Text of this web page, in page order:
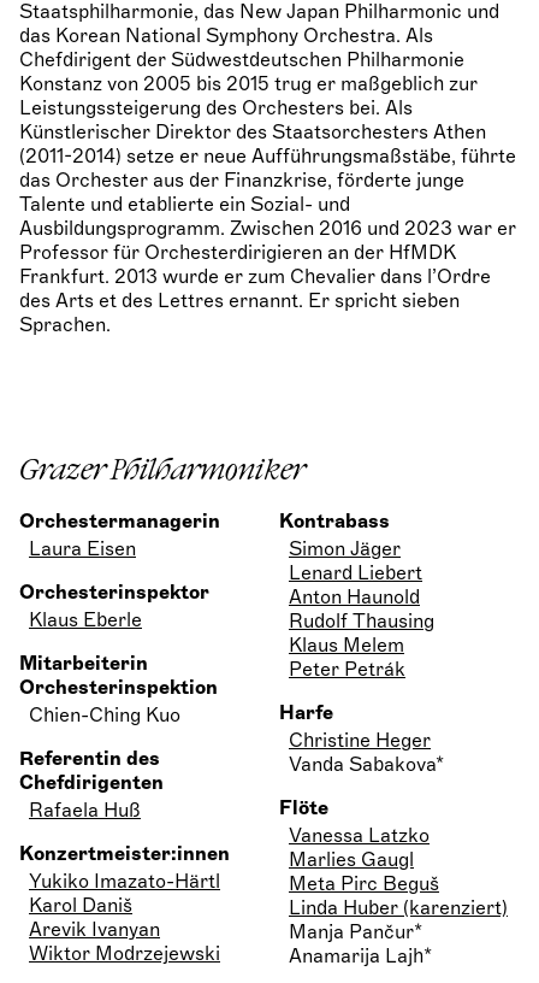
Staatsphilharmonie, das New Japan Philharmonic und
das Korean National Symphony Orchestra. Als
Chefdirigent der Südwestdeutschen Philharmonie
Konstanz von 2005 bis 2015 trug er maßgeblich zur
Leistungssteigerung des Orchesters bei. Als
Künstlerischer Direktor des Staatsorchesters Athen
(2011-2014) setze er neue Aufführungsmaßstäbe, führte
das Orchester aus der Finanzkrise, förderte junge
Talente und etablierte ein Sozial- und
Ausbildungsprogramm. Zwischen 2016 und 2023 war er
Professor für Orchesterdirigieren an der HfMDK
Frankfurt. 2013 wurde er zum Chevalier dans l’Ordre
des Arts et des Lettres ernannt. Er spricht sieben
Sprachen.
Grazer Philharmoniker
Orchestermanagerin
Laura Eisen
Orchesterinspektor
Klaus Eberle
Mitarbeiterin
Orchesterinspektion
Chien-Ching Kuo
Referentin des
Chefdirigenten
Rafaela Huß
Konzertmeister:innen
Yukiko Imazato-Härtl
Karol Daniš
Arevik Ivanyan
Wiktor Modrzejewski
Kontrabass
Simon Jäger
Lenard Liebert
Anton Haunold
Rudolf Thausing
Klaus Melem
Peter Petrák
Harfe
Christine Heger
Vanda Sabakova*
Flöte
Vanessa Latzko
Marlies Gaugl
Meta Pirc Beguš
Linda Huber (karenziert)
Manja Pančur*
Anamarija Lajh*